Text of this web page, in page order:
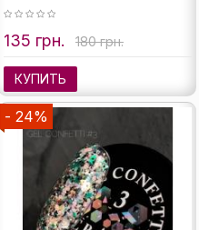
135 грн. 180 грн.
КУПИТЬ
- 24%